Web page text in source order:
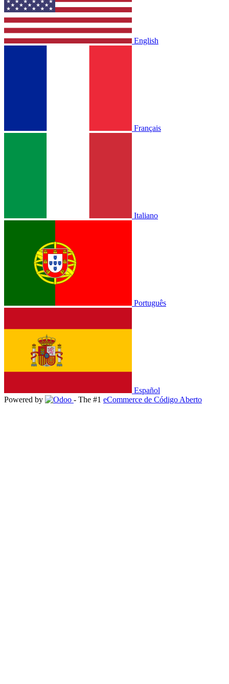
English
Français
Italiano
Português
Español
Powered by
- The #1 eCommerce de Código Aberto